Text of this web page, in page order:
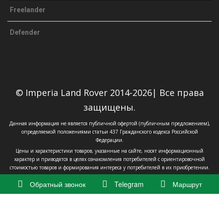
Freelander
Defender
© Imperia Land Rover 2014-2026| Все права
защищены.
Данная информация не является публичной офертой (публичным предложением),
определяемой положениями статьи 437 Гражданского кодекса Российской
Федерации.
Цены и характеристики товаров, указанные на сайте, носят информационный
характер и приводятся в целях ознакомления потребителей с ориентировочной
стоимостью товаров и формирования интереса у потребителей в их приобретении.
Обратный звонок Telegram Маршрут